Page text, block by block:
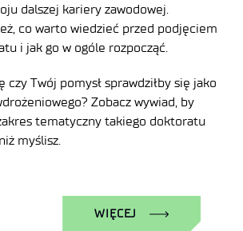
dalszej kariery zawodowej.
co warto wiedzieć przed podjęciem
i jak go w ogóle rozpocząć.
czy Twój pomysł sprawdziłby się jako
Zobacz wywiad, by
tematyczny takiego doktoratu
myślisz.
WIĘCEJ